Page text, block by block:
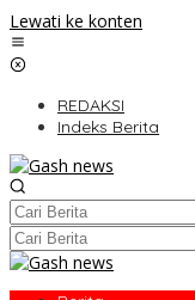
Lewati ke konten
REDAKSI
Indeks Berita